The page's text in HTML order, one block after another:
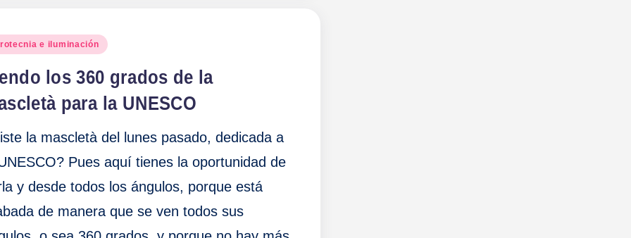
e iluminación
los 360 grados de la
para la UNESCO
la mascletà del lunes pasado, dedicada a
Pues aquí tienes la oportunidad de
y desde todos los ángulos, porque está
de manera que se ven todos sus